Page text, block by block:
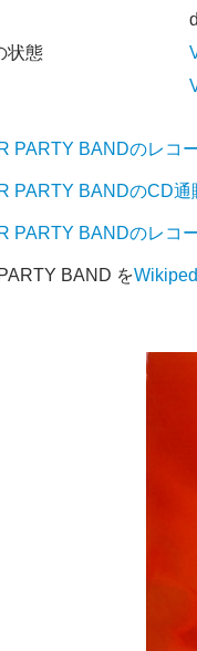
状態
PARTY BANDのレコ
PARTY BANDのCD通
PARTY BANDのレコ
BAND を